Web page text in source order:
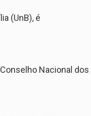
(UnB), é
Nacional dos